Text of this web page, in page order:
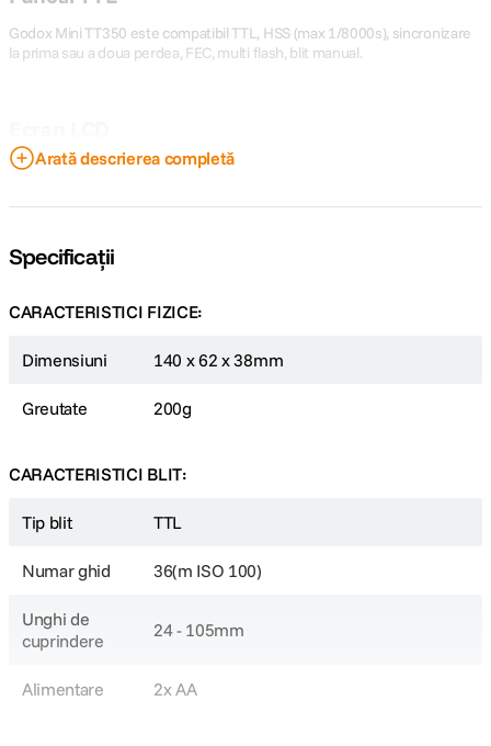
Godox Mini TT350 este compatibil TTL, HSS (max 1/8000s), sincronizare
la prima sau a doua perdea, FEC, multi flash, blit manual.
Ecranul LCD iti afiseaza informatiile clar pentru a oferi o experienta de
diferite setari si o rotita.
Numar de ghid: 36(m ISO 100)
Durata declansare: 1/350 la 1/20000s
Mod sincronizare: High-speed sync (pana la 1/8000s), la prima
perdea, la a doua perdea
Grupuri slave controlabile: 3( A, B si C)
Canale: 16
Dimensiune: 140 x 62 x 38mm
Arată descrierea completă
Specificații
CARACTERISTICI FIZICE:
Dimensiuni 140 x 62 x 38mm
Greutate 200g
CARACTERISTICI BLIT:
Tip blit TTL
Numar ghid 36(m ISO 100)
Unghi de
cuprindere
24 - 105mm
Alimentare 2x AA